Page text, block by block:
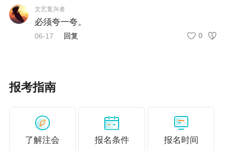
时长为
200-300小时。
《财务成本管理》最重要的是要多练习，多做题，从题中
《经济法》科目的法条繁多，考试时不仅注重对知识点的
需要花费大量时间进行背诵记忆，但切记不可死记硬背，
在理解的基础上进行背诵才能事半功倍。建议 150-200小时
文艺复兴者
必须夸一夸。
06-17 回复 0
报考指南
了解注会 报名条件 报名时间